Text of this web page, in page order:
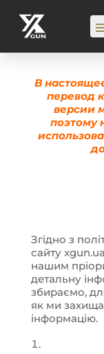
В
перевод
версии
поэтому
Згідно з
сайту
нашим
детальну
збираємо,
як ми
інформацію.